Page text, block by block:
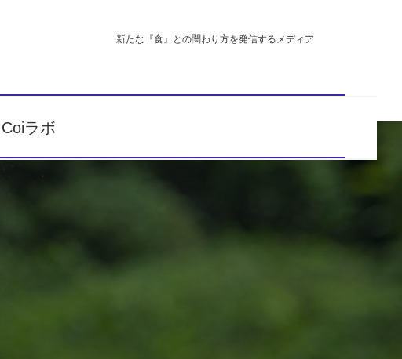
新たな『食』との関わり方を発信するメディア
Coiラボ